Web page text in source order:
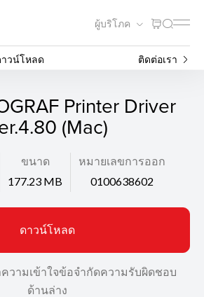
ผู้บริโภค
วน์โหลด ติดต่อเรา
Printer Driver
(Mac)
ขนาด
177.23 MB
หมายเลขการออก
0100638602
ดาวน์โหลด
วามเข้าใจข้อจำกัดความรับผิดชอบ
ด้านล่าง